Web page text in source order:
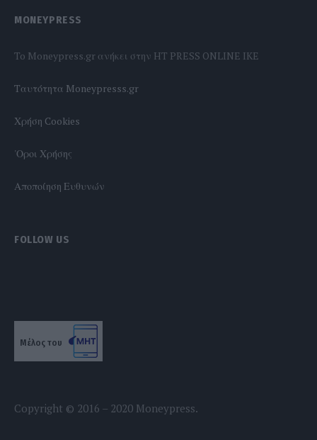
MONEYPRESS
To Moneypress.gr ανήκει στην HT PRESS ONLINE IKE
Tαυτότητα Moneypresss.gr
Χρήση Cookies
'Οροι Χρήσης
Αποποίηση Ευθυνών
FOLLOW US
Μέλος του
Copyright © 2016 – 2020 Moneypress.